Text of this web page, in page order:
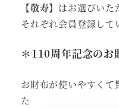
【敬寿】 はお選びいた
それぞれ会員登録し
＊110周年記念のお
お財布が使いやすくて
た